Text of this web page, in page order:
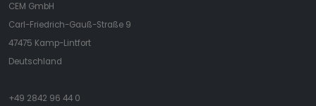
CEM GmbH
Carl-Friedrich-Gauß-Straße 9
47475 Kamp-Lintfort
Deutschland
+49 2842 96 44 0